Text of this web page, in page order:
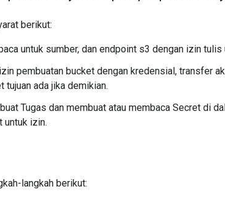
berikut:
untuk sumber, dan endpoint s3 dengan izin tulis
pembuatan bucket dengan kredensial, transfer
tujuan ada jika demikian.
Tugas dan membuat atau membaca Secret di
untuk izin.
langkah berikut: